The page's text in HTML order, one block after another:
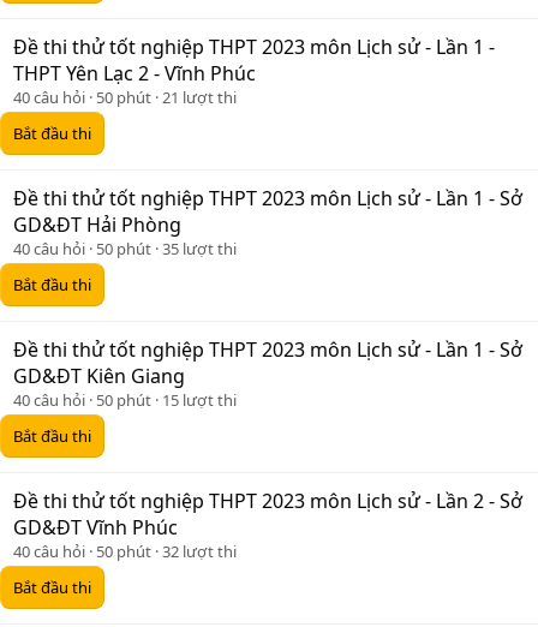
Đề thi thử tốt nghiệp THPT 2023 môn Lịch sử - Lần 1 -
THPT Yên Lạc 2 - Vĩnh Phúc
40 câu hỏi 50 phút 21 lượt thi
Bắt đầu thi
Đề thi thử tốt nghiệp THPT 2023 môn Lịch sử - Lần 1 - Sở
GD&ĐT Hải Phòng
40 câu hỏi 50 phút 35 lượt thi
Bắt đầu thi
Đề thi thử tốt nghiệp THPT 2023 môn Lịch sử - Lần 1 - Sở
GD&ĐT Kiên Giang
40 câu hỏi 50 phút 15 lượt thi
Bắt đầu thi
Đề thi thử tốt nghiệp THPT 2023 môn Lịch sử - Lần 2 - Sở
GD&ĐT Vĩnh Phúc
40 câu hỏi 50 phút 32 lượt thi
Bắt đầu thi